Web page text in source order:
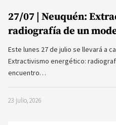
27/07 | Neuquén:
radiografía de un
Este lunes 27 de julio se llevará a
Extractivismo energético:
encuentro…
23 julio, 2026